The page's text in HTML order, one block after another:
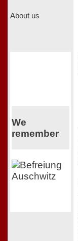
About us
We
remember